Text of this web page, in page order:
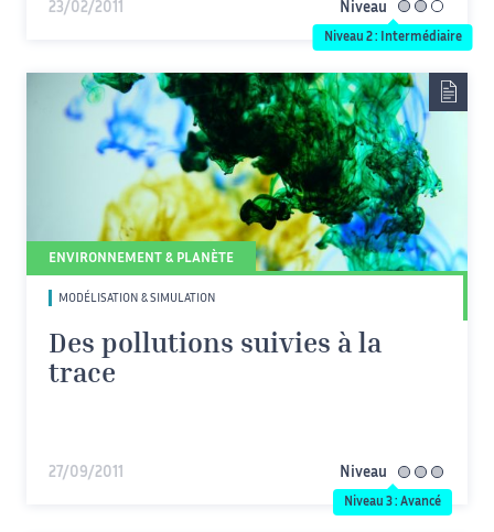
23/02/2011 Niveau intermédiaire
Niveau 2 : Intermédiaire
ENVIRONNEMENT & PLANÈTE
MODÉLISATION & SIMULATION
Des pollutions suivies à la
trace
27/09/2011 Niveau avancé
Niveau 3 : Avancé